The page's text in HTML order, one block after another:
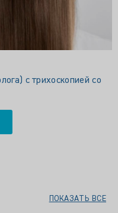
с трихоскопией со
ПОКАЗАТЬ ВСЕ